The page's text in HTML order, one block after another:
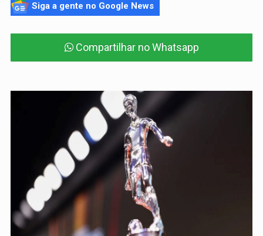
Siga a gente no Google News
Compartilhar no Whatsapp